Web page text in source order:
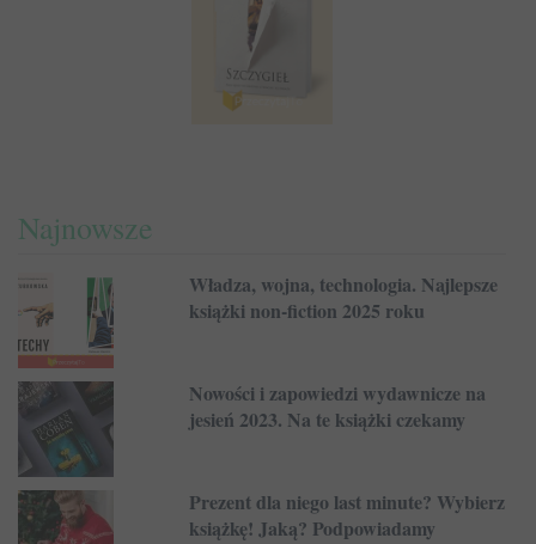
Najnowsze
Władza, wojna, technologia. Najlepsze
książki non-fiction 2025 roku
Nowości i zapowiedzi wydawnicze na
jesień 2023. Na te książki czekamy
Prezent dla niego last minute? Wybierz
książkę! Jaką? Podpowiadamy